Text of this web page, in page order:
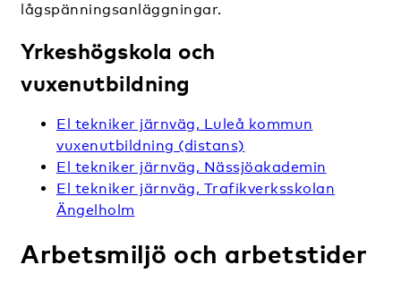
lågspänningsanläggningar.
Yrkeshögskola och
vuxenutbildning
El tekniker järnväg, Luleå kommun
vuxenutbildning (distans)
El tekniker järnväg, Nässjöakademin
El tekniker järnväg, Trafikverksskolan
Ängelholm
Arbetsmiljö och arbetstider